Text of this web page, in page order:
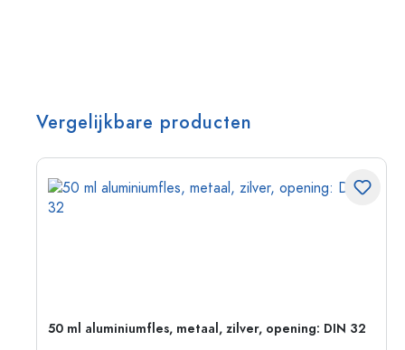
Vergelijkbare producten
50 ml aluminiumfles, metaal, zilver, opening: DIN 32